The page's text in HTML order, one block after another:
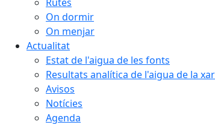
On dormir
On menjar
Actualitat
Estat de l'aigua de les fonts
Resultats analítica de l'aigua de la
Avisos
Notícies
Agenda